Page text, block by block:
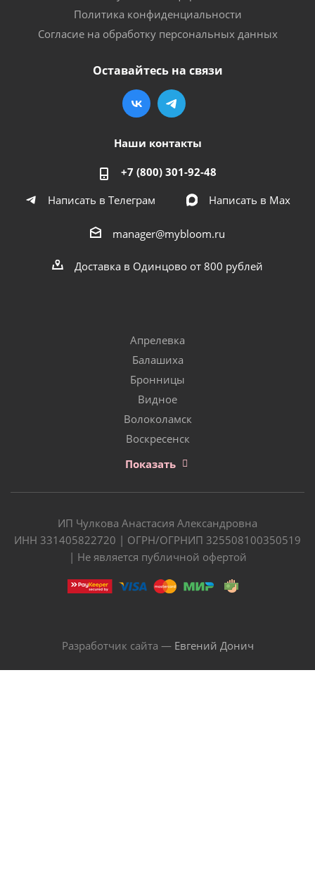
Политика конфиденциальности
Согласие на обработку персональных данных
Оставайтесь на связи
Наши контакты
+7 (800) 301-92-48
Написать в Телеграм
Написать в Мах
manager@mybloom.ru
Доставка в Одинцово от 800 рублей
Апрелевка
Балашиха
Бронницы
Видное
Волоколамск
Воскресенск
Показать
ИП Чулкова Анастасия Александровна
ИНН 331405822720 | ОГРН/ОГРНИП 325508100350519
| Не является публичной офертой
Разработчик сайта — Евгений Донич